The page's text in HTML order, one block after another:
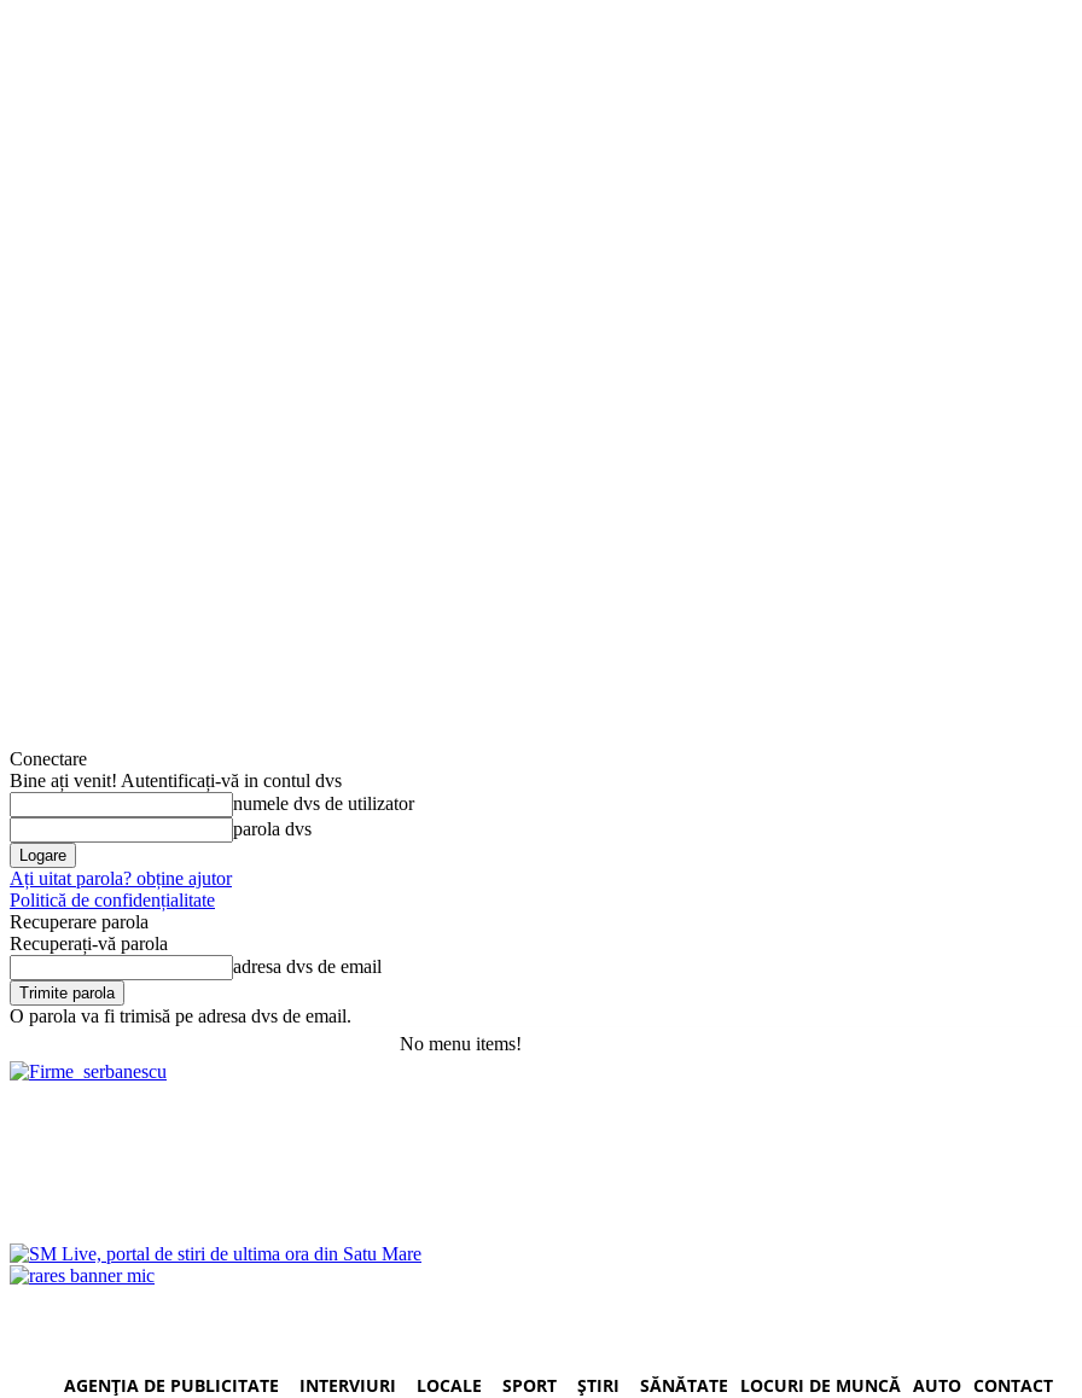
Conectare
Bine ați venit! Autentificați-vă in contul dvs
numele dvs de utilizator
parola dvs
Ați uitat parola? obține ajutor
Politică de confidențialitate
Recuperare parola
Recuperați-vă parola
adresa dvs de email
O parola va fi trimisă pe adresa dvs de email.
No menu items!
AGENȚIA DE PUBLICITATE INTERVIURI LOCALE SPORT ȘTIRI SĂNĂTATE LOCURI DE MUNCĂ AUTO CONTACT